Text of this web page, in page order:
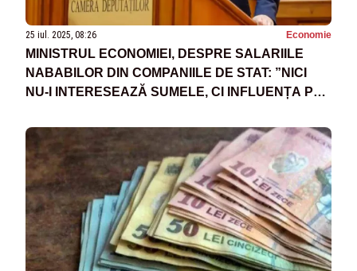
25 iul. 2025, 08:26 Economie
MINISTRUL ECONOMIEI, DESPRE SALARIILE
NABABILOR DIN COMPANIILE DE STAT: ”NICI
NU-I INTERESEAZĂ SUMELE, CI INFLUENȚA PE
STATULUI ROMÂN”